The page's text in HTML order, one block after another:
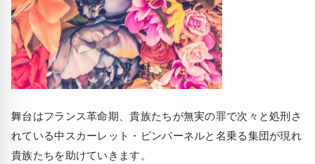
舞台はフランス革命期、貴族たちが無実の罪で次々と処刑さ
れている中スカーレット・ピンパーネルと名乗る集団が現れ
貴族たちを助けていきます。